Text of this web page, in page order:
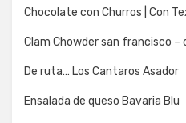
Chocolate con Churros | Con
Clam Chowder san francisco –
De ruta… Los Cantaros Asador
Ensalada de queso Bavaria Blu